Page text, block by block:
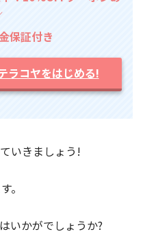
保証付き
ラコヤをはじめる!
いきましょう!
。
いかがでしょうか?